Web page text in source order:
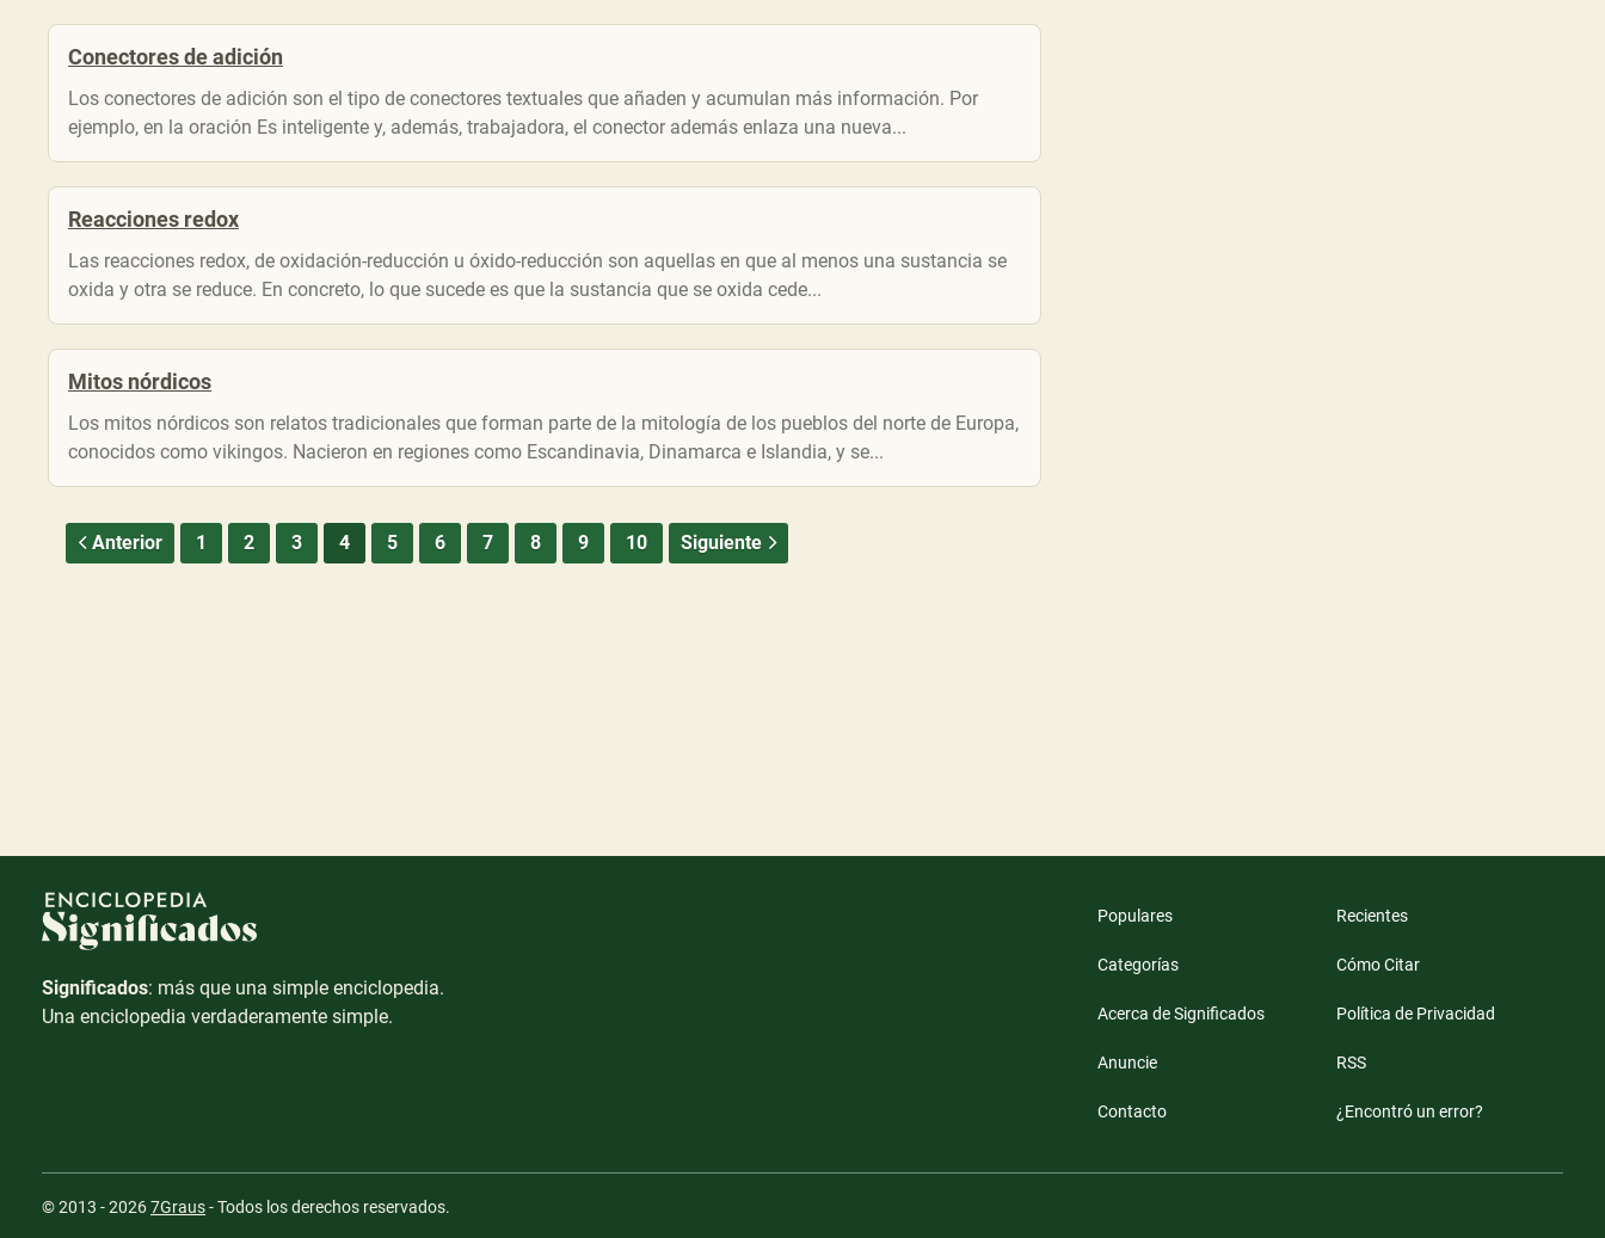
Conectores de adición
Los conectores de adición son el tipo de conectores textuales que añaden y acumulan más información. Por
ejemplo, en la oración Es inteligente y, además, trabajadora, el conector además enlaza una nueva...
Reacciones redox
Las reacciones redox, de oxidación-reducción u óxido-reducción son aquellas en que al menos una sustancia se
oxida y otra se reduce. En concreto, lo que sucede es que la sustancia que se oxida cede...
Mitos nórdicos
Los mitos nórdicos son relatos tradicionales que forman parte de la mitología de los pueblos del norte de Europa,
conocidos como vikingos. Nacieron en regiones como Escandinavia, Dinamarca e Islandia, y se...
Anterior 1 2 3 4 5 6 7 8 9 10 Siguiente
Significados: más que una simple enciclopedia.
Una enciclopedia verdaderamente simple.
Populares Recientes
Categorías Cómo Citar
Acerca de Significados Política de Privacidad
Anuncie RSS
Contacto ¿Encontró un error?
© 2013 - 20267Graus- Todos los derechos reservados.